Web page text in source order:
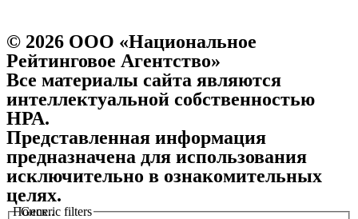
© 2026 ООО «Национальное
Рейтинговое Агентство»
Все материалы сайта являются
интеллектуальной собственностью
НРА.
Представленная информация
предназначена для использования
исключительно в ознакомительных
целях.
Поиск..
Generic filters